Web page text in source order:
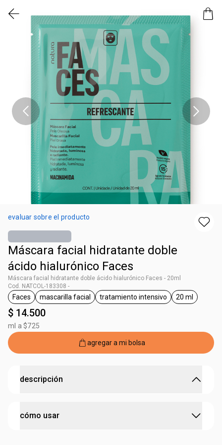
evaluar sobre el producto
Máscara facial hidratante doble
ácido hialurónico Faces
Máscara facial hidratante doble ácido hialurónico Faces - 20ml
Cod. NATCOL-183308 -
general.tag Faces
Faces
general.tag mascarilla facial
mascarilla facial
general.tag tratamiento
tratamiento intensivo
general.tag
20 ml
$ 14.500
ml a $725
agregar a mi bolsa
descripción
resecarla.
cómo usar